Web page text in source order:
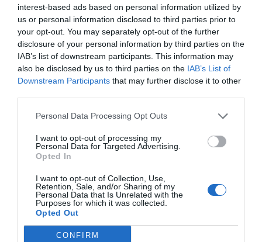
interest-based ads based on personal information utilized by
us or personal information disclosed to third parties prior to
your opt-out. You may separately opt-out of the further
disclosure of your personal information by third parties on the
IAB’s list of downstream participants. This information may
also be disclosed by us to third parties on the IAB’s List of
Downstream Participants that may further disclose it to other
Personal Data Processing Opt Outs
I want to opt-out of processing my
Personal Data for Targeted Advertising.
Opted In
I want to opt-out of Collection, Use,
Retention, Sale, and/or Sharing of my
Personal Data that Is Unrelated with the
Purposes for which it was collected.
Opted Out
CONFIRM
5/2 ΣΤΟΝ ΟΡΦΕΑ «Η ΑΠΟΛΟΓΙΑ ΤΗΣ ΜΑΡΙ ΚΙΟΥΡΙ»
«ΑΠΕΡΓΙΑΚΗ ΑΠΑΝΤΗΣΗ» ΑΠΟΦΑΣΙΣΤΗΚΕ ΣΤΗΝ
ΣΥΣΚΕΨΗ ΤΟΥ ΕΡΓ. ΚΕΝΤΡΟΥ ΓΙΑ ΤΟ ΝΕΟ ΑΣΦΑΛΙΣΤΙΚΟ
Τραγωδία στους Αγίους Θεοδώρους: Απαγχονίστηκε με το
ΚΑΗΚΕ ΟΛΟΣΧΕΡΩΣ ΚΑΤΟΙΚΙΑ ΣΤΗΝ ΚΩ – ΚΙΝΔΥΝΕΨΑΝ
ΟΙ ΙΔΙΟΚΤΗΤΕΣ (φωτο)
ΛΑΪΚΗ ΣΥΣΠΕΙΡΩΣΗ: Οι νησιώτες ν’ αντισταθούν στην
καταστροφική πολιτική της «απελευθέρωσης» της
ενέργειας